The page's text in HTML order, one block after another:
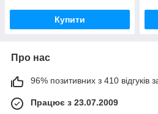
Купити
Про нас
96% позитивних з 410 відгуків
Працює з 23.07.2009